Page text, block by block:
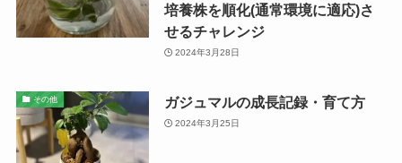
培養株を順化(通常環境に適応)さ
せるチャレンジ
2024年3月28日
その他 ガジュマルの成長記録・育て方
2024年3月25日